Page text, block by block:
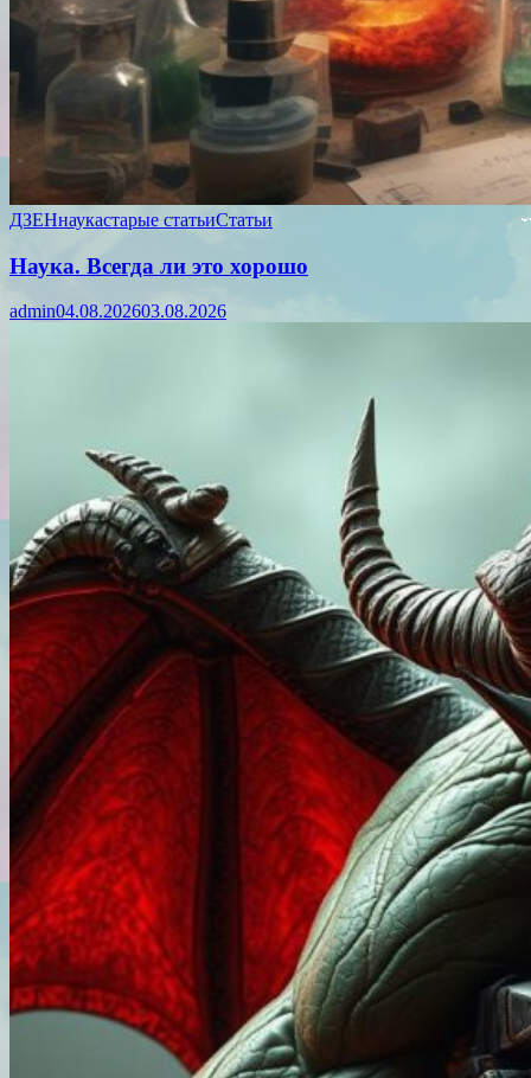
ДЗЕНнаукастарые статьиСтатьи
Наука. Всегда ли это хорошо
admin04.08.202603.08.2026